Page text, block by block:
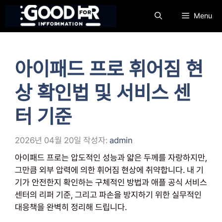
츠
Menu
아이패드 프로 휘어짐 현
상 확인법 및 서비스 센
터 기준
2026년 04월 20일 작성자: admin
아이패드 프로는 압도적인 성능과 얇은 두께를 자랑하지만,
그만큼 외부 압력에 의한 휘어짐 현상에 취약합니다. 내 기
기가 안전한지 확인하는 구체적인 방법과 애플 공식 서비스
센터의 리퍼 기준, 그리고 파손을 방지하기 위한 실무적인
대응책을 완벽히 정리해 드립니다.